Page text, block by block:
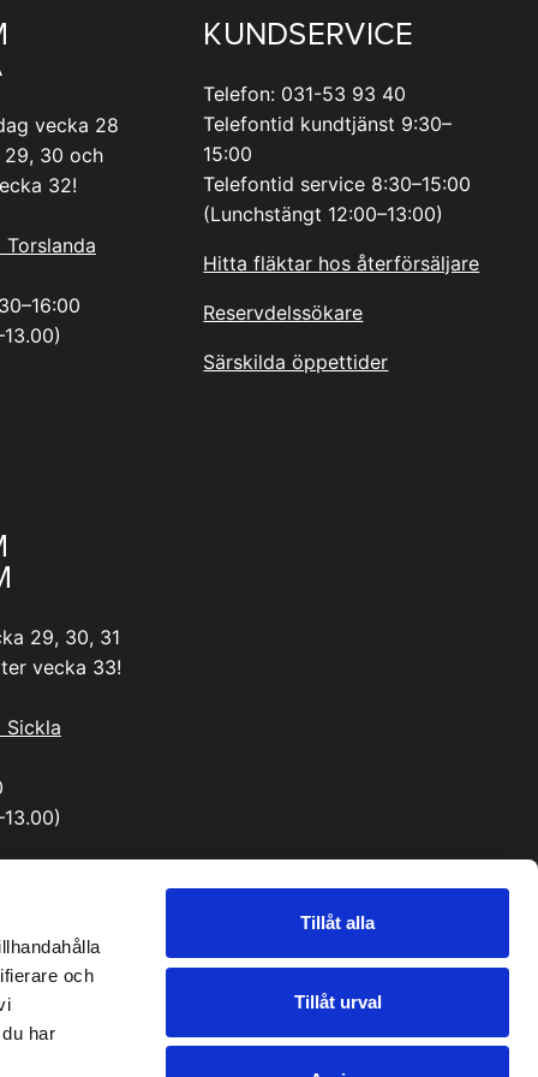
och
har
Tillåt alla
Tillåt urval
vecka 28
29, 30 och
32!
29, 30, 31
vecka 33!
Sickla
KUNDSERVICE
Telefon: 031-53 93 40
Telefontid kundtjänst 9:30–
15:00
Telefontid service 8:30–15:00
(Lunchstängt 12:00–13:00)
Hitta fläktar hos återförsäljare
Reservdelssökare
Särskilda öppettider